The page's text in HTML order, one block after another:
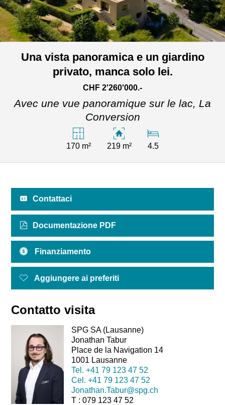
Una vista panoramica e un giardino
privato, manca solo lei.
CHF 2'260'000.-
Avec une vue panoramique sur le lac, La
Conversion
170 m² 219 m² 4.5
Contattaci
Documentazione PDF
Finanziamento
Aggiungere ai preferiti
Contatto visita
SPG SA (Lausanne)
Jonathan Tabur
Place de la Navigation 14
1001 Lausanne
Tel. +41 79 123 47 52
Cel. +41 79 123 47 52
Jonathan.Tabur@spg.ch
T : 079 123 47 52